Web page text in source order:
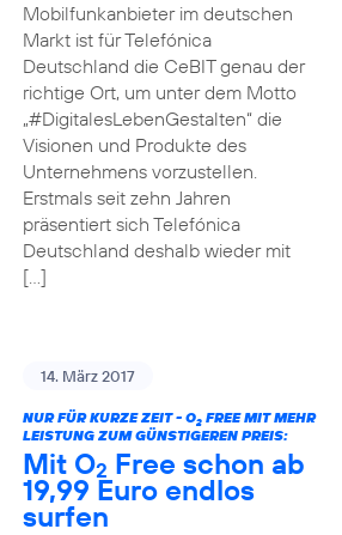
Mobilfunkanbieter im deutschen
Markt ist für Telefónica
Deutschland die CeBIT genau der
richtige Ort, um unter dem Motto
„#DigitalesLebenGestalten“ die
Visionen und Produkte des
Unternehmens vorzustellen.
Erstmals seit zehn Jahren
präsentiert sich Telefónica
Deutschland deshalb wieder mit
[…]
14. März 2017
NUR FÜR KURZE ZEIT - O2FREE MIT MEHR
LEISTUNG ZUM GÜNSTIGEREN PREIS:
Mit O2 Free schon ab
19,99 Euro endlos
surfen